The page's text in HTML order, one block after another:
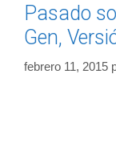
Pasado
Gen,
febrero 11, 2015